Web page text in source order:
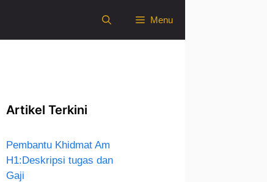
Menu
Artikel Terkini
Pembantu Khidmat Am
H1:Deskripsi tugas dan
Gaji